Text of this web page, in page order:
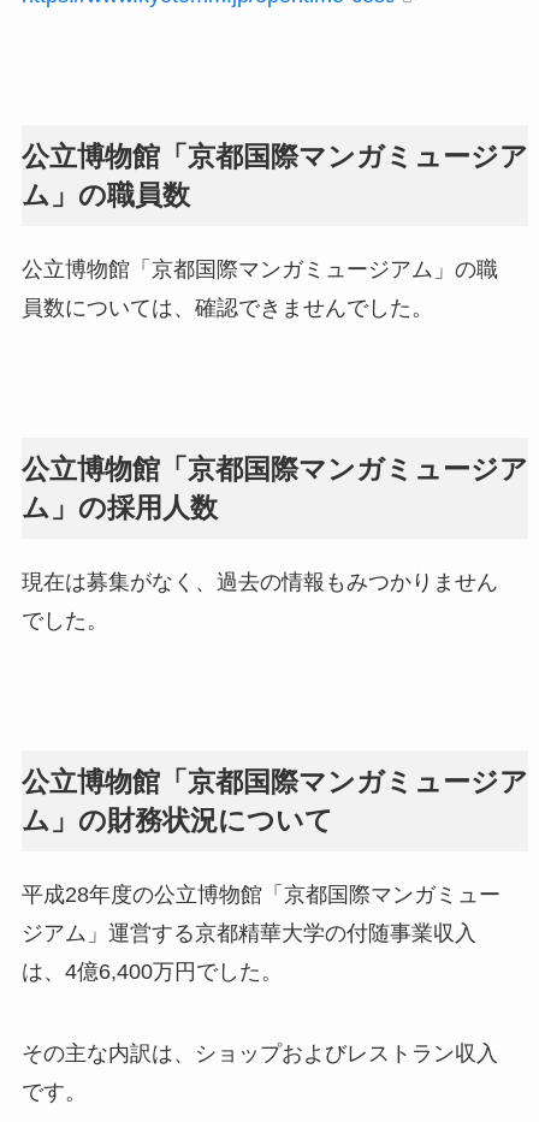
公立博物館「京都国際マンガミュージア
ム」の職員数
公立博物館「京都国際マンガミュージアム」の職
員数については、確認できませんでした。
公立博物館「京都国際マンガミュージア
ム」の採用人数
現在は募集がなく、過去の情報もみつかりません
でした。
公立博物館「京都国際マンガミュージア
ム」の財務状況について
平成28年度の公立博物館「京都国際マンガミュー
ジアム」運営する京都精華大学の付随事業収入
は、4億6,400万円でした。
その主な内訳は、ショップおよびレストラン収入
です。